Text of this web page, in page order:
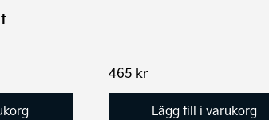
465 kr
Lägg till i varukorg